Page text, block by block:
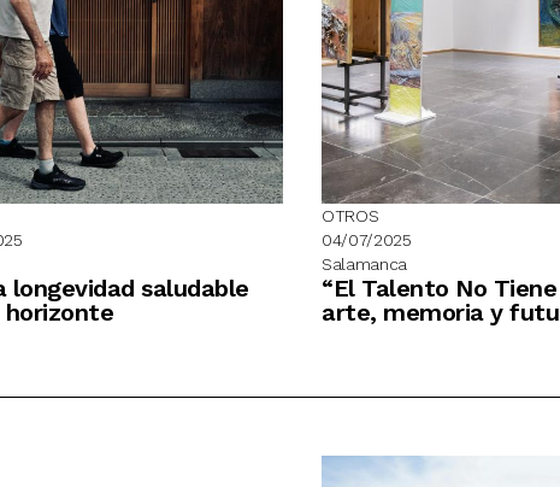
longevidad saludable
horizonte
OTROS
04/07/2025
Salamanca
“El Talento No Tiene
arte, memoria y